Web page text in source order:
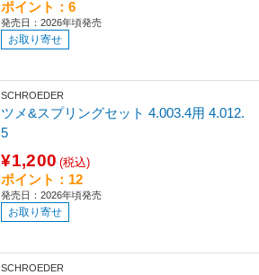
ポイント：6
発売日：2026年頃発売
お取り寄せ
SCHROEDER
ツメ&スプリングセット 4.003.4用 4.012.
5
¥1,200 (税込)
ポイント：12
発売日：2026年頃発売
お取り寄せ
SCHROEDER